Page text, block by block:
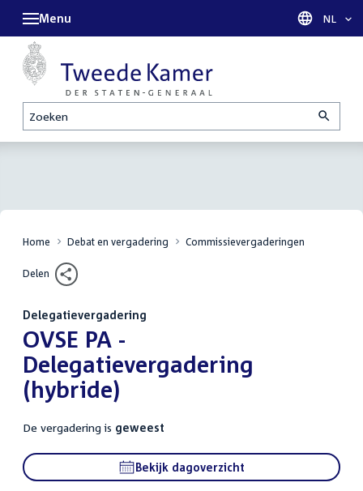
Zoeken
Menu Taal
NL
Home Debat en vergadering Commissievergaderingen
Delen
Delegatievergadering
:OVSE PA -
Delegatievergadering
(hybride)
De vergadering is geweest
Bekijk dagoverzicht